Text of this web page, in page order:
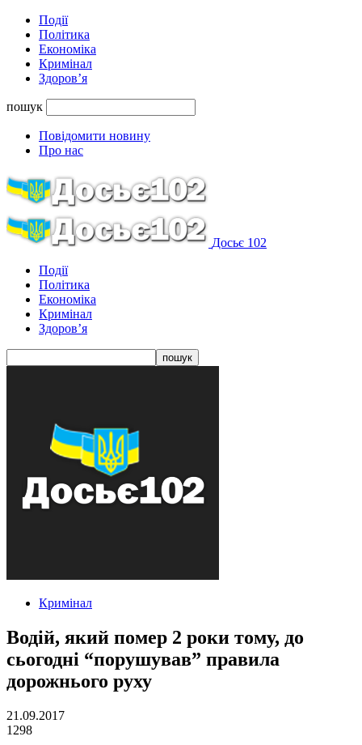
Події
Політика
Економіка
Кримінал
Здоров’я
пошук
Повідомити новину
Про нас
Досьє 102
Події
Політика
Економіка
Кримінал
Здоров’я
Кримінал
Водій, який помер 2 роки тому, до
сьогодні “порушував” правила
дорожнього руху
21.09.2017
1298